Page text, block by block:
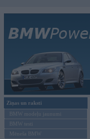
Ziņas un raksti
BMW modeļu jaunumi
BMW testi
Mēneša BMW